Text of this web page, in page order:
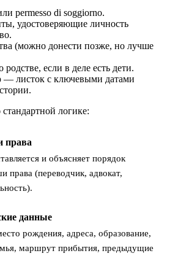
permesso di soggiorno.
удостоверяющие личность
(можно донести позже, но лучше
если в деле есть дети.
листок с ключевыми датами
логике:
права
и объясняет порядок
права (переводчик, адвокат,
данные
рождения, адреса, образование,
маршрут прибытия, предыдущие